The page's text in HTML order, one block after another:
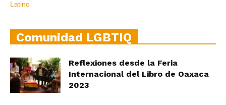
Comunidad LGBTIQ
Reflexiones desde la Feria
Internacional del Libro de Oaxaca
2023